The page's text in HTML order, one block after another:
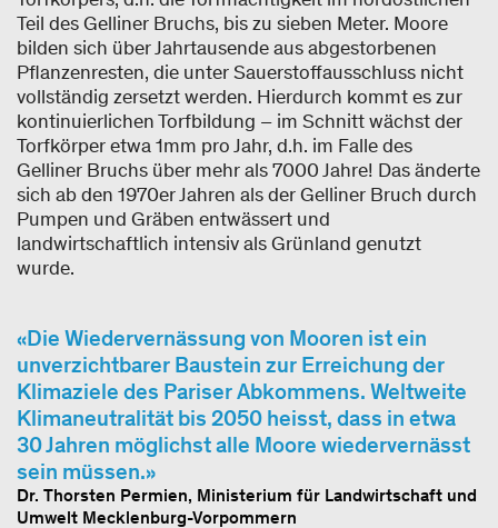
Teil des Gelliner Bruchs, bis zu sieben Meter. Moore
bilden sich über Jahrtausende aus abgestorbenen
Pflanzenresten, die unter Sauerstoffausschluss nicht
vollständig zersetzt werden. Hierdurch kommt es zur
kontinuierlichen Torfbildung – im Schnitt wächst der
Torfkörper etwa 1mm pro Jahr, d.h. im Falle des
Gelliner Bruchs über mehr als 7000 Jahre! Das änderte
sich ab den 1970er Jahren als der Gelliner Bruch durch
Pumpen und Gräben entwässert und
landwirtschaftlich intensiv als Grünland genutzt
wurde.
Die Wiedervernässung von Mooren ist ein
unverzichtbarer Baustein zur Erreichung der
Klimaziele des Pariser Abkommens. Weltweite
Klimaneutralität bis 2050 heisst, dass in etwa
30 Jahren möglichst alle Moore wiedervernässt
sein müssen.
Dr. Thorsten Permien, Ministerium für Landwirtschaft und
Umwelt Mecklenburg-Vorpommern